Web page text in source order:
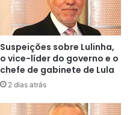
Suspeições sobre Lulinha,
o vice-líder do governo e o
chefe de gabinete de Lula
2 dias atrás